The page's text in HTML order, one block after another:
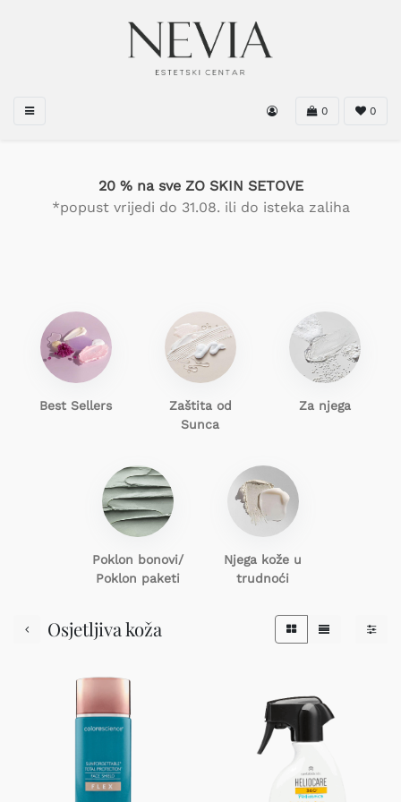
0 0
20 % na sve ZO SKIN SETOVE
*popust vrijedi do 31.08. ili do isteka zaliha
Best Sellers
Zaštita od
Sunca
Za njega
Poklon bonovi/
Poklon paketi
Njega kože u
trudnoći
Osjetljiva koža